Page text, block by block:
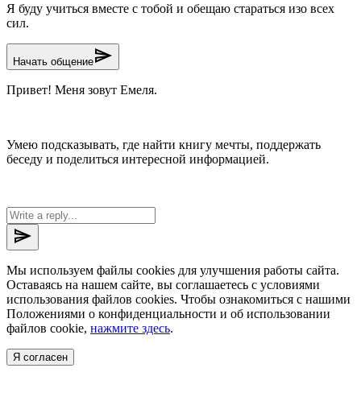
Я буду учиться вместе с тобой и обещаю стараться изо всех
сил.
Начать общениеsend
Привет! Меня зовут Емеля.
Умею подсказывать, где найти книгу мечты, поддержать
беседу и поделиться интересной информацией.
send
Мы используем файлы cookies для улучшения работы сайта.
Оставаясь на нашем сайте, вы соглашаетесь с условиями
использования файлов cookies. Чтобы ознакомиться с нашими
Положениями о конфиденциальности и об использовании
файлов cookie, нажмите здесь.
Я согласен